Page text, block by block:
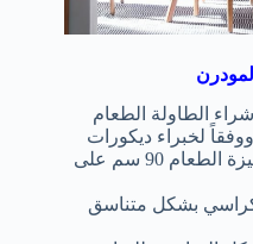
الطاولة الطعام
لخبراء ديكورات
الأثاث يجب أن يكون عرض ترابيزة الطعام 90 سم على
بشكل متناسق